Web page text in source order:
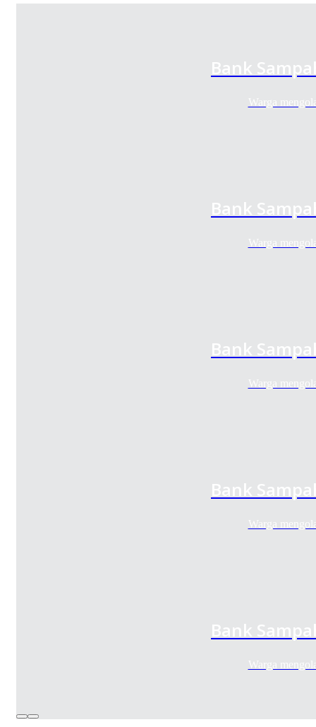
Bank
Warga
Bank
Warga
Bank
Warga
Bank
Warga
Bank
Warga